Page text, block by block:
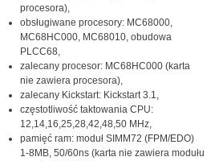
procesora),
obsługiwane procesory: MC68000,
MC68HC000, MC68010, obudowa
PLCC68,
zalecany procesor: MC68HC000 (karta
nie zawiera procesora),
zalecany Kickstart: Kickstart 3.1,
częstotliwość taktowania CPU:
12,14,16,25,28,42,48,50 MHz,
pamięć ram: moduł SIMM72 (FPM/EDO)
1-8MB, 50/60ns (karta nie zawiera modułu